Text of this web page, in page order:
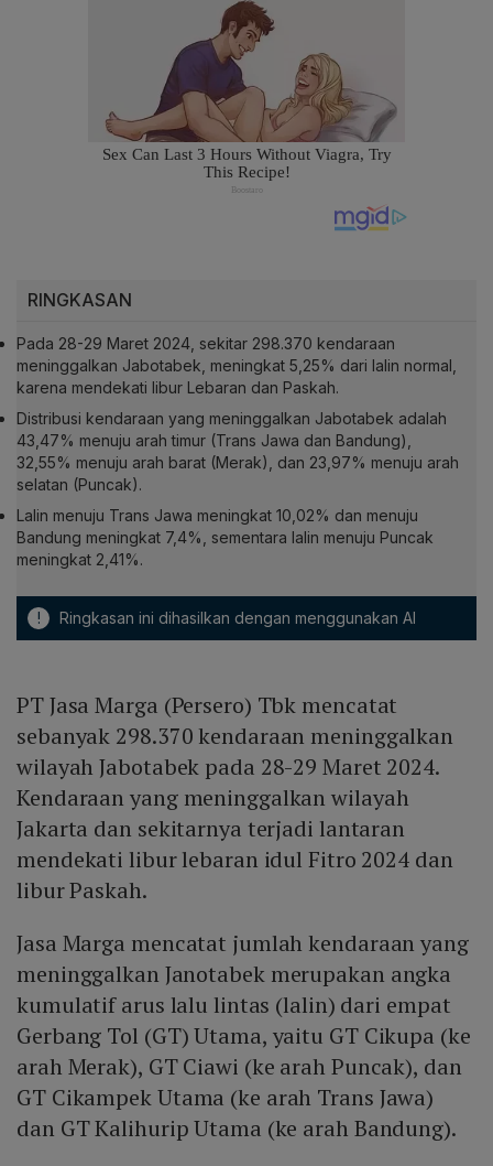
RINGKASAN
Pada 28-29 Maret 2024, sekitar 298.370 kendaraan
meninggalkan Jabotabek, meningkat 5,25% dari lalin normal,
karena mendekati libur Lebaran dan Paskah.
Distribusi kendaraan yang meninggalkan Jabotabek adalah
43,47% menuju arah timur (Trans Jawa dan Bandung),
32,55% menuju arah barat (Merak), dan 23,97% menuju arah
selatan (Puncak).
Lalin menuju Trans Jawa meningkat 10,02% dan menuju
Bandung meningkat 7,4%, sementara lalin menuju Puncak
meningkat 2,41%.
! Ringkasan ini dihasilkan dengan menggunakan AI
PT Jasa Marga (Persero) Tbk mencatat
sebanyak 298.370 kendaraan meninggalkan
wilayah Jabotabek pada 28-29 Maret 2024.
Kendaraan yang meninggalkan wilayah
Jakarta dan sekitarnya terjadi lantaran
mendekati libur lebaran idul Fitro 2024 dan
libur Paskah.
Jasa Marga mencatat jumlah kendaraan yang
meninggalkan Janotabek merupakan angka
kumulatif arus lalu lintas (lalin) dari empat
Gerbang Tol (GT) Utama, yaitu GT Cikupa (ke
arah Merak), GT Ciawi (ke arah Puncak), dan
GT Cikampek Utama (ke arah Trans Jawa)
dan GT Kalihurip Utama (ke arah Bandung).